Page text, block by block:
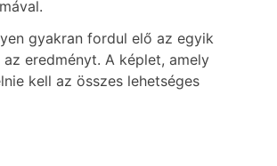
gyakran fordul elő az egyik
eredményt. A képlet, amely
kell az összes lehetséges